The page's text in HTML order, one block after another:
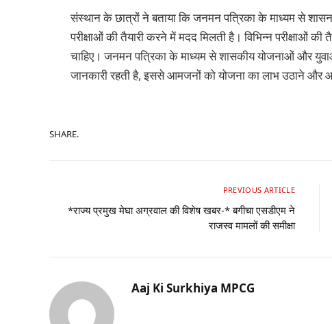
संस्थान के छात्रों ने बताया कि जनमन पत्रिका के माध्यम से
परीक्षाओं की तैयारी करने में मदद मिलती है। विभिन्न परीक्षाओं
चाहिए। जनमन पत्रिका के माध्यम से शासकीय योजनाओं और युवाओं
जानकारी रहती है, इससे आमजनों को योजना का लाभ उठाने और
SHARE.
PREVIOUS ARTICLE
*राज्य प्रमुख मेघा अग्रवाल की विशेष खबर-* बगीचा एसडीएम ने
राजस्व मामलों की समीक्षा
Aaj Ki Surkhiya MPCG